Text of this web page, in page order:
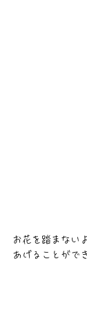
お花を踏まない
あげることがで